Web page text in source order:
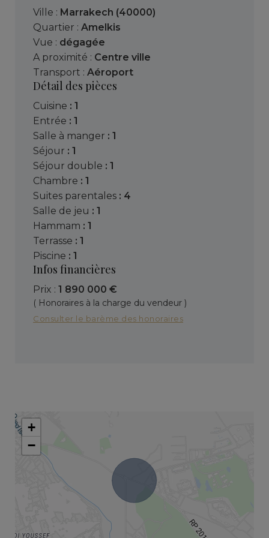
Ville : Marrakech (40000)
Quartier : Amelkis
Vue : dégagée
A proximité : Centre ville
Transport : Aéroport
Détail des pièces
cuisine : 1
entrée : 1
salle à manger : 1
séjour : 1
séjour double : 1
chambre : 1
suites parentales : 4
salle de jeu : 1
hammam : 1
terrasse : 1
piscine : 1
Infos financières
Prix : 1 890 000 €
( Honoraires à la charge du vendeur )
Consulter le barème des honoraires
+
−